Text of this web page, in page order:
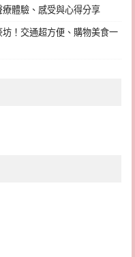
體驗、感受與心得分享
！交通超方便、購物美食一